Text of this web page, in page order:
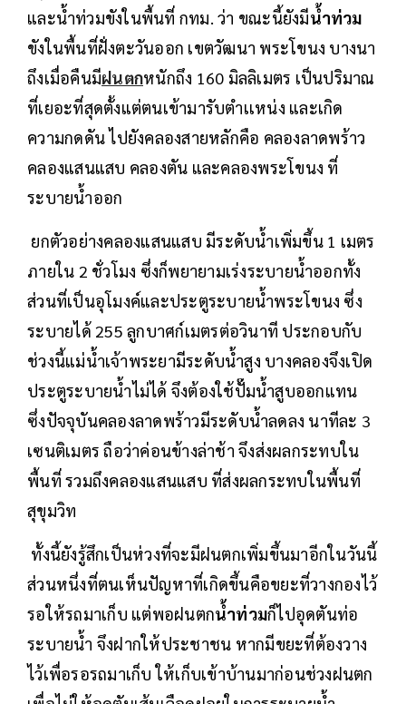
และน้ำท่วมขังในพื้นที่ กทม. ว่า ขณะนี้ยังมีน้ำท่วม
ขังในพื้นที่ฝั่งตะวันออก เขตวัฒนา พระโขนง บางนา
ถึงเมื่อคืนมีฝนตกหนักถึง 160 มิลลิเมตร เป็นปริมาณ
ที่เยอะที่สุดตั้งแต่ตนเข้ามารับตำเเหน่ง และเกิด
ความกดดัน ไปยังคลองสายหลักคือ คลองลาดพร้าว
คลองแสนแสบ คลองตัน และคลองพระโขนง ที่
ระบายน้ำออก
ยกตัวอย่างคลองแสนแสบ มีระดับน้ำเพิ่มขึ้น 1 เมตร
ภายใน 2 ชั่วโมง ซึ่งก็พยายามเร่งระบายน้ำออกทั้ง
ส่วนที่เป็นอุโมงค์และประตูระบายน้ำพระโขนง ซึ่ง
ระบายได้ 255 ลูกบาศก์เมตรต่อวินาที ประกอบกับ
ช่วงนี้แม่น้ำเจ้าพระยามีระดับน้ำสูง บางคลองจึงเปิด
ประตูระบายน้ำไม่ได้ จึงต้องใช้ปั๊มน้ำสูบออกแทน
ซึ่งปัจจุบันคลองลาดพร้าวมีระดับน้ำลดลง นาทีละ 3
เซนติเมตร ถือว่าค่อนข้างล่าช้า จึงส่งผลกระทบใน
พื้นที่ รวมถึงคลองแสนแสบ ที่ส่งผลกระทบในพื้นที่
สุขุมวิท
ทั้งนี้ยังรู้สึกเป็นห่วงที่จะมีฝนตกเพิ่มขึ้นมาอีกในวันนี้
ส่วนหนึ่งที่ตนเห็นปัญหาที่เกิดขึ้นคือขยะที่วางกองไว้
รอให้รถมาเก็บ แต่พอฝนตกน้ำท่วมก็ไปอุดตันท่อ
ระบายน้ำ จึงฝากให้ประชาชน หากมีขยะที่ต้องวาง
ไว้เพื่อรอรถมาเก็บ ให้เก็บเข้าบ้านมาก่อนช่วงฝนตก